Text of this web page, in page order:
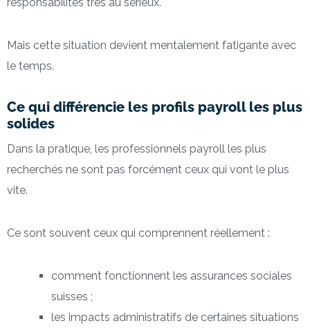
Mais cette situation devient mentalement fatigante avec
le temps.
Ce qui différencie les profils payroll les plus
solides
Dans la pratique, les professionnels payroll les plus
recherchés ne sont pas forcément ceux qui vont le plus
vite.
Ce sont souvent ceux qui comprennent réellement :
comment fonctionnent les assurances sociales
suisses ;
les impacts administratifs de certaines situations